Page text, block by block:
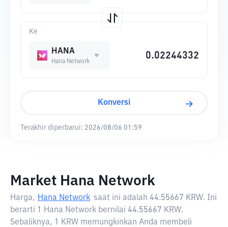
Ke
HANA
Hana Network
Konversi
Terakhir diperbarui: 2026/08/06 01:59
Market Hana Network
Harga, Hana Network saat ini adalah 44.55667 KRW. Ini
berarti 1 Hana Network bernilai 44.55667 KRW.
Sebaliknya, 1 KRW memungkinkan Anda membeli